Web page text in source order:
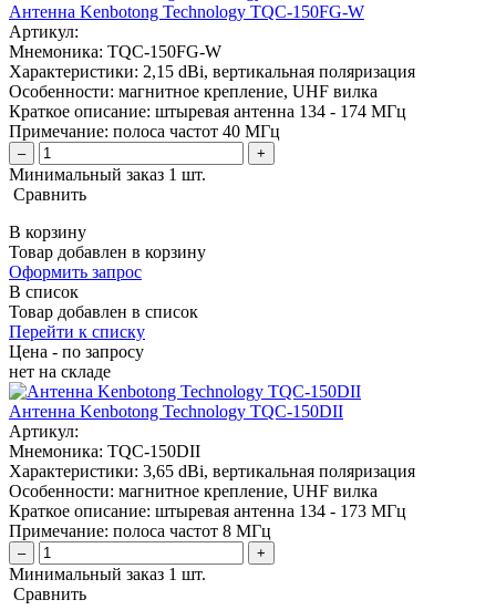
Антенна Kenbotong Technology TQC-150FG-W
Артикул:
Мнемоника: TQC-150FG-W
Характеристики: 2,15 dBi, вертикальная поляризация
Особенности: магнитное крепление, UHF вилка
Краткое описание: штыревая антенна 134 - 174 МГц
Примечание: полоса частот 40 МГц
– +
Минимальный заказ 1 шт.
Сравнить
В корзину
Товар добавлен в корзину
Оформить запрос
В список
Товар добавлен в список
Перейти к списку
Цена - по запросу
нет на складе
Антенна Kenbotong Technology TQC-150DII
Артикул:
Мнемоника: TQC-150DII
Характеристики: 3,65 dBi, вертикальная поляризация
Особенности: магнитное крепление, UHF вилка
Краткое описание: штыревая антенна 134 - 173 МГц
Примечание: полоса частот 8 МГц
– +
Минимальный заказ 1 шт.
Сравнить